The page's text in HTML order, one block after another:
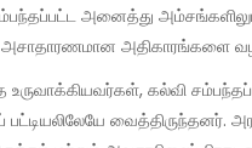
அனைத்து
அசாதாரணமான அதிகாரங்களை
வைத்திருந்தனர்.